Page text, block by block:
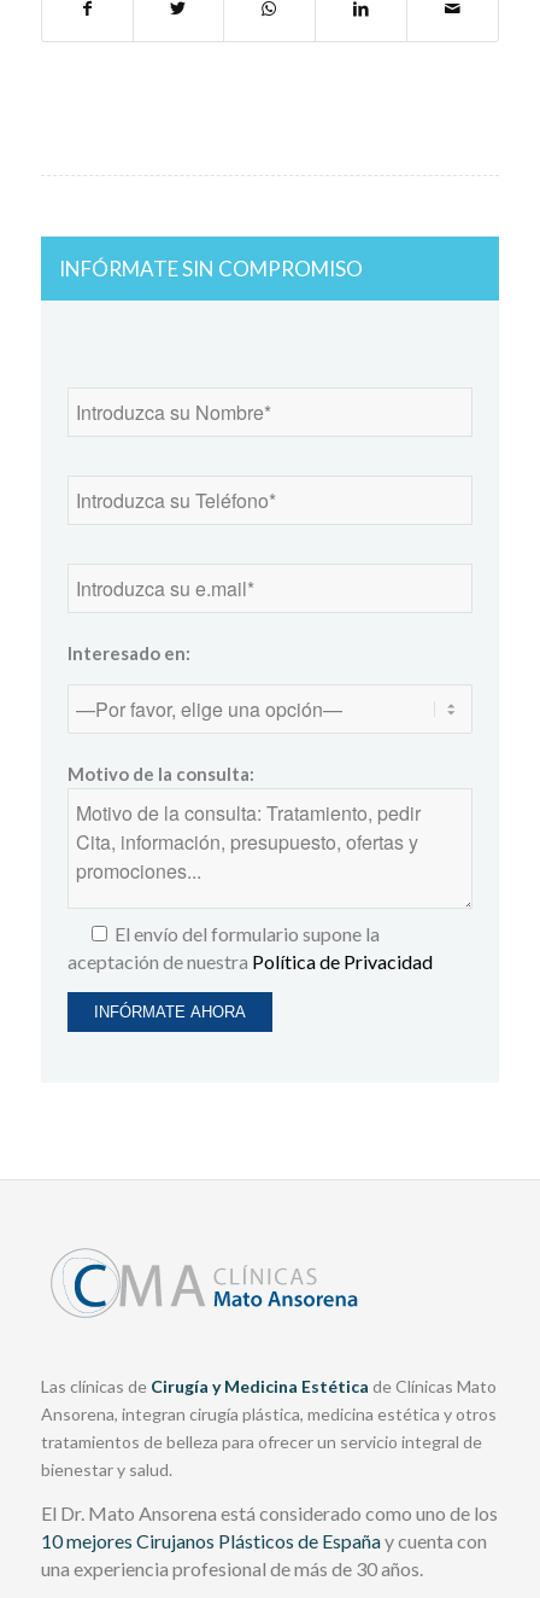
INFÓRMATE SIN COMPROMISO
Interesado en:
Motivo de la consulta:
El envío del formulario supone la
aceptación de nuestra Política de Privacidad
Las clínicas de Cirugía y Medicina Estética de Clínicas Mato
Ansorena, integran cirugía plástica, medicina estética y otros
tratamientos de belleza para ofrecer un servicio integral de
bienestar y salud.
El Dr. Mato Ansorena está considerado como uno de los
10 mejores Cirujanos Plásticos de Españay cuenta con
una experiencia profesional de más de 30 años.